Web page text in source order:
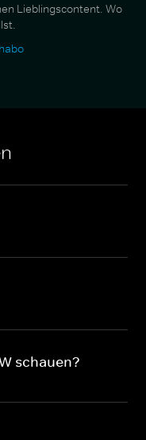
Lieblingscontent. Wo
schauen?